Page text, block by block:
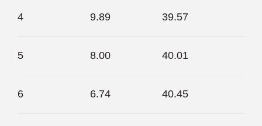
4 9.89 39.57
5 8.00 40.01
6 6.74 40.45